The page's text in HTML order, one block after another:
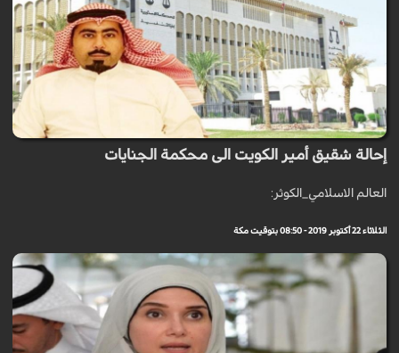
إحالة شقيق أمير الكويت الى محكمة الجنايات
العالم الاسلامي_الكوثر:
الثلاثاء 22 أكتوبر 2019 - 08:50 بتوقيت مكة